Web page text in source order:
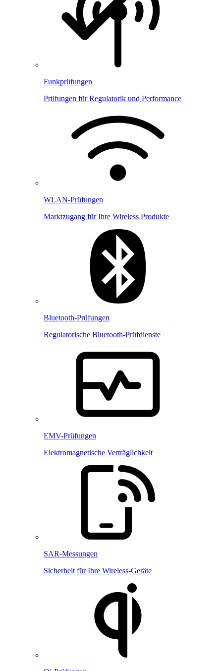
Funkprüfungen
Prüfungen für Regulatorik und Performance
WLAN-Prüfungen
Marktzugang für Ihre Wireless Produkte
Bluetooth-Prüfungen
Regulatorische Bluetooth-Prüfdienste
EMV-Prüfungen
Elektromagnetische Verträglichkeit
SAR-Messungen
Sicherheit für Ihre Wireless-Geräte